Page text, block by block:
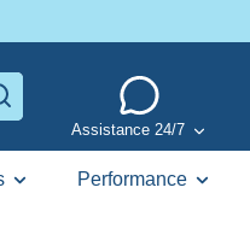
Assistance 24/7
Performance